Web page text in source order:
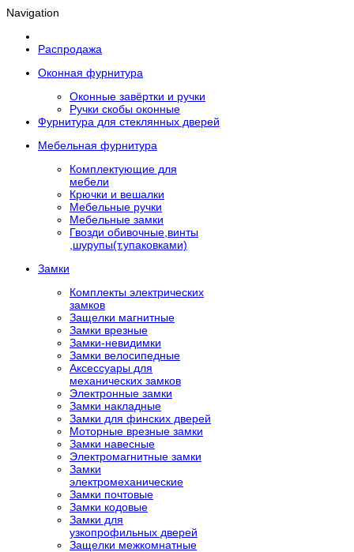
Navigation
Распродажа
Оконная фурнитура
Оконные завёртки и ручки
Ручки скобы оконные
Фурнитура для стеклянных дверей
Мебельная фурнитура
Комплектующие для
мебели
Крючки и вешалки
Мебельные ручки
Мебельные замки
Гвозди обивочные,винты
,шурупы(т.упаковками)
Замки
Комплекты электрических
замков
Защелки магнитные
Замки врезные
Замки-невидимки
Замки велосипедные
Аксессуары для
механических замков
Электронные замки
Замки накладные
Замки для финских дверей
Моторные врезные замки
Замки навесные
Электромагнитные замки
Замки
электромеханические
Замки почтовые
Замки кодовые
Замки для
узкопрофильных дверей
Защелки межкомнатные